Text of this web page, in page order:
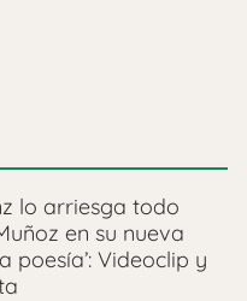
lo arriesga todo
en su nueva
poesía’: Videoclip y